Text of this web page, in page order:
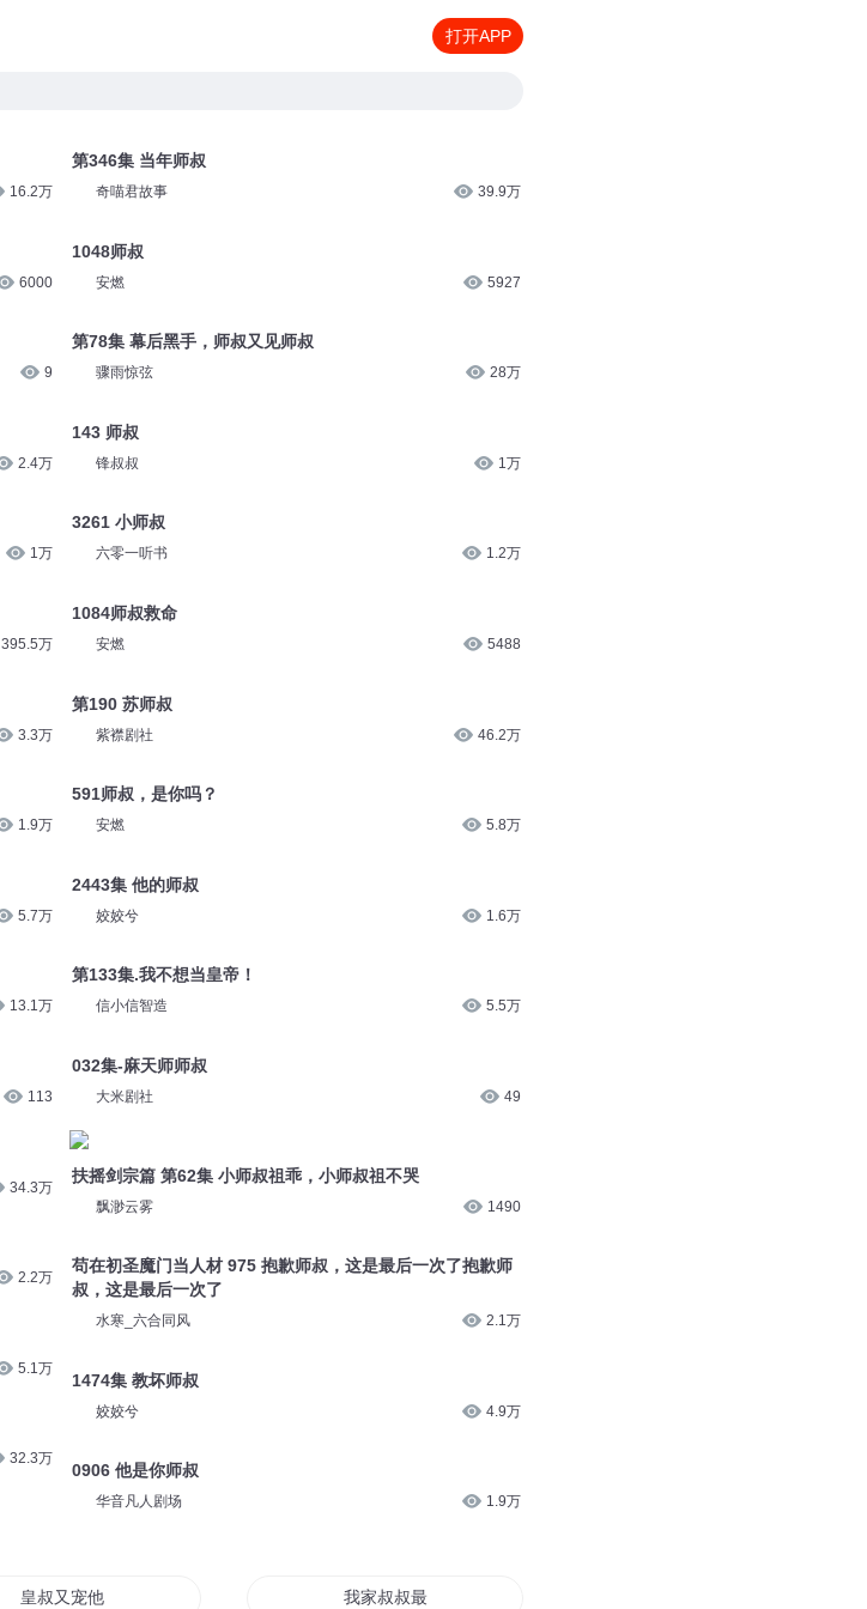
打开APP
16.2万
6000
9
2.4万
1万
395.5万
3.3万
1.9万
5.7万
13.1万
113
34.3万
2.2万
5.1万
32.3万
第346集 当年师叔
奇喵君故事 39.9万
1048师叔
安燃 5927
第78集 幕后黑手，师叔又见师叔
骤雨惊弦 28万
143 师叔
锋叔叔 1万
3261 小师叔
六零一听书 1.2万
1084师叔救命
安燃 5488
第190 苏师叔
紫襟剧社 46.2万
591师叔，是你吗？
安燃 5.8万
2443集 他的师叔
姣姣兮 1.6万
第133集.我不想当皇帝！
信小信智造 5.5万
032集-麻天师师叔
大米剧社 49
扶摇剑宗篇 第62集 小师叔祖乖，小师叔祖不哭
飘渺云雾 1490
苟在初圣魔门当人材 975 抱歉师叔，这是最后一次了抱歉师
叔，这是最后一次了
水寒_六合同风 2.1万
1474集 教坏师叔
姣姣兮 4.9万
0906 他是你师叔
华音凡人剧场 1.9万
皇叔又宠他的黑月光了 我家叔叔最可爱